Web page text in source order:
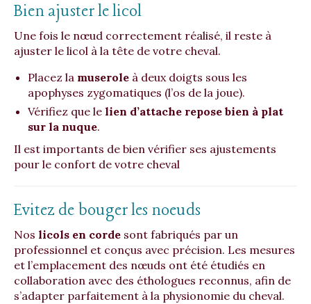
Bien ajuster le licol
Une fois le nœud correctement réalisé, il reste à
ajuster le licol à la tête de votre cheval.
Placez la muserole à deux doigts sous les
apophyses zygomatiques (l’os de la joue).
Vérifiez que le lien d’attache repose bien à plat
sur la nuque.
Il est importants de bien vérifier ses ajustements
pour le confort de votre cheval
Evitez de bouger les noeuds
Nos licols en corde sont fabriqués par un
professionnel et conçus avec précision. Les mesures
et l’emplacement des nœuds ont été étudiés en
collaboration avec des éthologues reconnus, afin de
s’adapter parfaitement à la physionomie du cheval.